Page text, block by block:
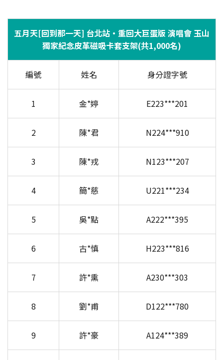
五月天[回到那一天] 台北站・重回大巨蛋版 演唱會 玉山
獨家紀念皮革磁吸卡套支架(共1,000名)
編號 姓名 身分證字號
1 金*婷 E223***201
2 陳*君 N224***910
3 陳*戎 N123***207
4 簡*慈 U221***234
5 吳*點 A222***395
6 古*慎 H223***816
7 許*熏 A230***303
8 劉*甫 D122***780
9 許*豪 A124***389